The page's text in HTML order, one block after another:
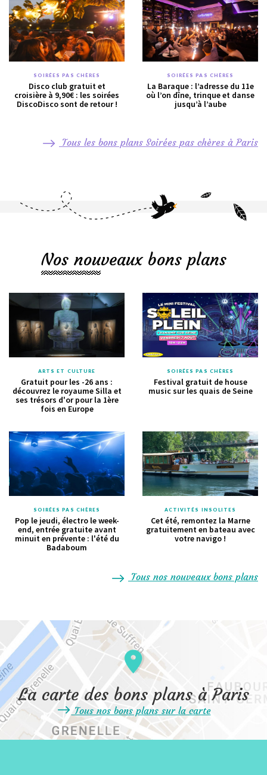
SOIRÉES PAS CHÈRES
Disco club gratuit et
croisière à 9,90€ : les soirées
DiscoDisco sont de retour !
SOIRÉES PAS CHÈRES
La Baraque : l’adresse du 11e
où l’on dîne, trinque et danse
jusqu’à l’aube
Tous les bons plans Soirées pas chères à Paris
Nos nouveaux bons plans
ARTS ET CULTURE
Gratuit pour les -26 ans :
découvrez le royaume Silla et
ses trésors d'or pour la 1ère
fois en Europe
SOIRÉES PAS CHÈRES
Festival gratuit de house
music sur les quais de Seine
SOIRÉES PAS CHÈRES
Pop le jeudi, électro le week-
end, entrée gratuite avant
minuit en prévente : l'été du
Badaboum
ACTIVITÉS INSOLITES
Cet été, remontez la Marne
gratuitement en bateau avec
votre navigo !
Tous nos nouveaux bons plans
La carte des bons plans à Paris
Tous nos bons plans sur la carte